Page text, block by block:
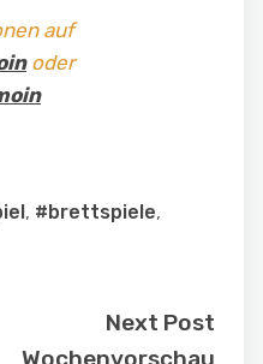
auf
oder
, #brettspiele,
Next Post